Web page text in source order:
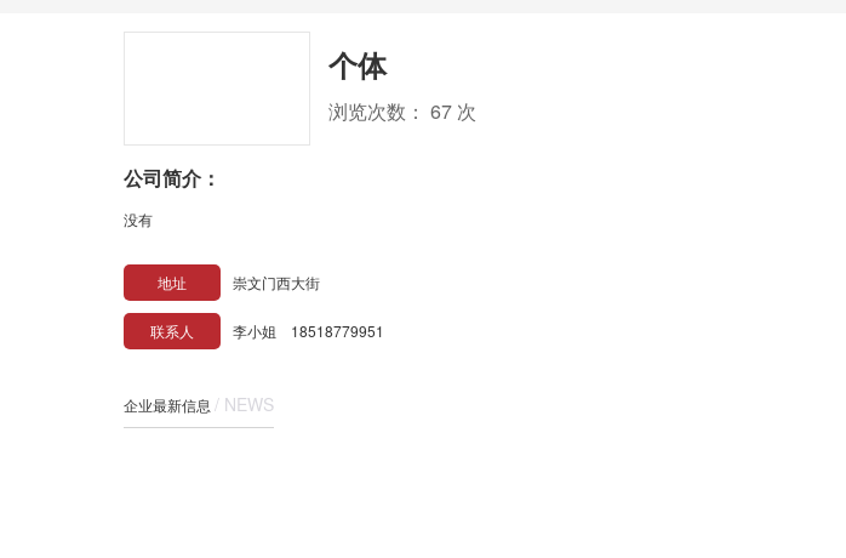
个体
浏览次数： 67 次
公司简介：
没有
地址 崇文门西大街
联系人 李小姐 18518779951
企业最新信息 / NEWS